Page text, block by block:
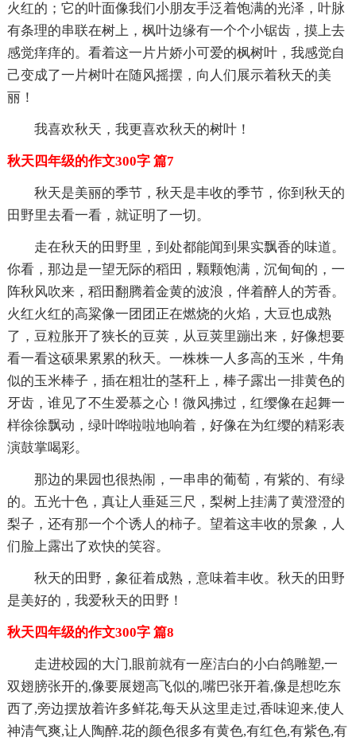
火红的；它的叶面像我们小朋友手泛着饱满的光泽，叶脉
有条理的串联在树上，枫叶边缘有一个个小锯齿，摸上去
感觉痒痒的。看着这一片片娇小可爱的枫树叶，我感觉自
己变成了一片树叶在随风摇摆，向人们展示着秋天的美
丽！
我喜欢秋天，我更喜欢秋天的树叶！
秋天四年级的作文300字 篇7
秋天是美丽的季节，秋天是丰收的季节，你到秋天的
田野里去看一看，就证明了一切。
走在秋天的田野里，到处都能闻到果实飘香的味道。
你看，那边是一望无际的稻田，颗颗饱满，沉甸甸的，一
阵秋风吹来，稻田翻腾着金黄的波浪，伴着醉人的芳香。
火红火红的高粱像一团团正在燃烧的火焰，大豆也成熟
了，豆粒胀开了狭长的豆荚，从豆荚里蹦出来，好像想要
看一看这硕果累累的秋天。一株株一人多高的玉米，牛角
似的玉米棒子，插在粗壮的茎秆上，棒子露出一排黄色的
牙齿，谁见了不生爱慕之心！微风拂过，红缨像在起舞一
样徐徐飘动，绿叶哗啦啦地响着，好像在为红缨的精彩表
演鼓掌喝彩。
那边的果园也很热闹，一串串的葡萄，有紫的、有绿
的。五光十色，真让人垂延三尺，梨树上挂满了黄澄澄的
梨子，还有那一个个诱人的柿子。望着这丰收的景象，人
们脸上露出了欢快的笑容。
秋天的田野，象征着成熟，意味着丰收。秋天的田野
是美好的，我爱秋天的田野！
秋天四年级的作文300字 篇8
走进校园的大门,眼前就有一座洁白的小白鸽雕塑,一
双翅膀张开的,像要展翅高飞似的,嘴巴张开着,像是想吃东
西了,旁边摆放着许多鲜花,每天从这里走过,香味迎来,使人
神清气爽,让人陶醉.花的颜色很多有黄色,有红色,有紫色,有